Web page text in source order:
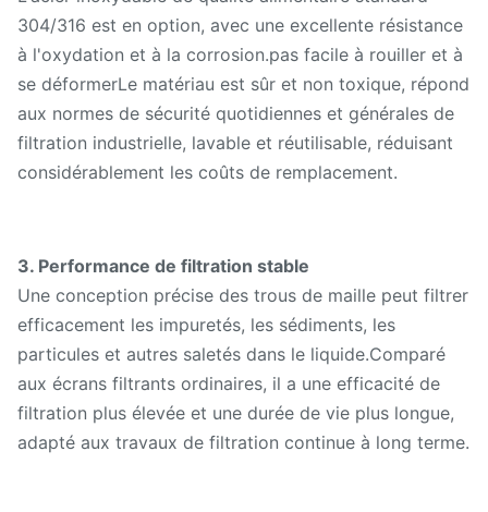
Service d'échantillon
gratuits sont
disponibles, le fret les
304/316 est en option, avec une excellente résistance
à l'oxydation et à la corrosion.pas facile à rouiller et à
se déformerLe matériau est sûr et non toxique, répond
aux normes de sécurité quotidiennes et générales de
filtration industrielle, lavable et réutilisable, réduisant
considérablement les coûts de remplacement.
3. Performance de filtration stable
Une conception précise des trous de maille peut filtrer
efficacement les impuretés, les sédiments, les
particules et autres saletés dans le liquide.Comparé
aux écrans filtrants ordinaires, il a une efficacité de
filtration plus élevée et une durée de vie plus longue,
adapté aux travaux de filtration continue à long terme.